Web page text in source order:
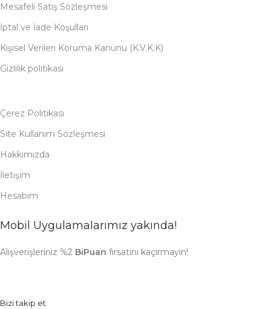
Mesafeli Satış Sözleşmesi
İptal ve İade Koşulları
Kişisel Verileri Koruma Kanunu (K.V.K.K)
Gizlilik politikası
Çerez Politikası
Site Kullanım Sözleşmesi
Hakkımızda
İletişim
Hesabım
Mobil Uygulamalarımız yakında!
Alışverişleriniz %2 BiPuan fırsatını kaçırmayın!
Bizi takip et